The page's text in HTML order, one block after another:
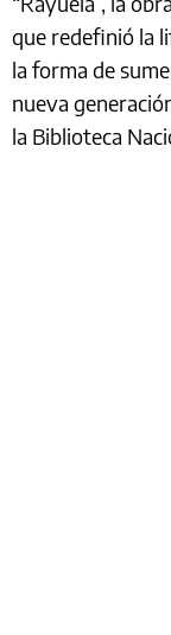
que redefinió la
la forma de
nueva
la Biblioteca